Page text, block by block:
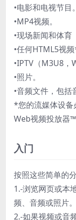
•电影和电视节目。
•MP4视频。
•现场新闻和体育
•任何HTML5视
•IPTV（M3U8，
•照片。
•音频文件，包括
*您的流媒体设备
Web视频投放器
入门
按照这些简单的
1.-浏览网页或本
频、音频或照片。
2.-如果视频或音